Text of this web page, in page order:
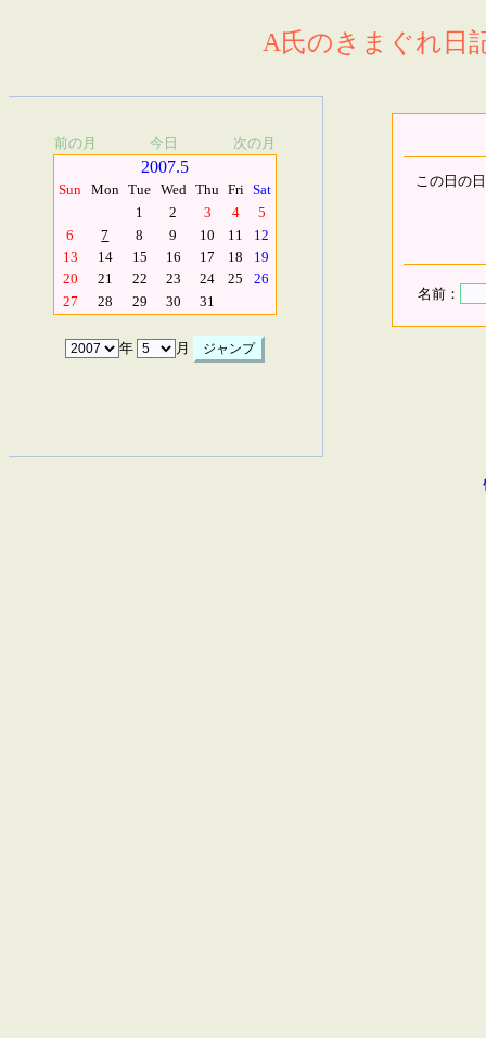
A氏のきまぐれ日
前の月 今日 次の月
2007.5
Sun Mon Tue Wed Thu Fri Sat
1
2 3 4
5
6
7 8 9 10 11
12
13
14 15 16 17 18
19
20
21 22 23 24 25
26
27
28 29 30 31
年 月
この日の
名前：